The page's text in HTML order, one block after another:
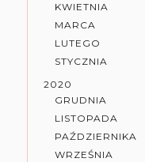
KWIETNIA
MARCA
LUTEGO
STYCZNIA
2020
GRUDNIA
LISTOPADA
PAŹDZIERNIKA
WRZEŚNIA